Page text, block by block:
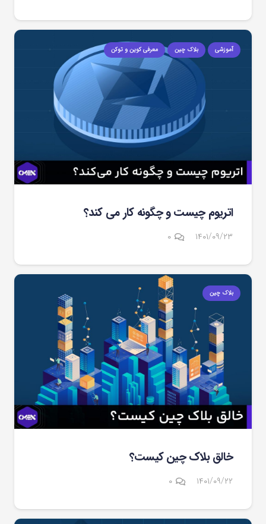
آموزشی بلاک چین معرفی کوین و توکن
اتریوم چیست و چگونه کار می کند؟
۱۴۰۱/۰۹/۲۳ ۰
بلاک چین
خالق بلاک چین کیست؟
۱۴۰۱/۰۹/۲۲ ۰